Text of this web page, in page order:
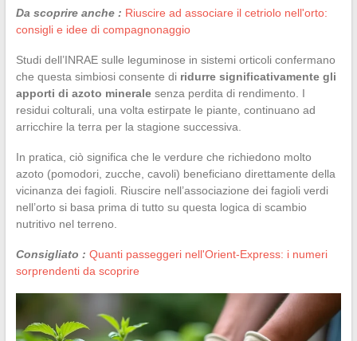
Da scoprire anche : Riuscire ad associare il cetriolo nell'orto:
consigli e idee di compagnonaggio
Studi dell’INRAE sulle leguminose in sistemi orticoli confermano
che questa simbiosi consente di ridurre significativamente gli
apporti di azoto mineralesenza perdita di rendimento. I
residui colturali, una volta estirpate le piante, continuano ad
arricchire la terra per la stagione successiva.
In pratica, ciò significa che le verdure che richiedono molto
azoto (pomodori, zucche, cavoli) beneficiano direttamente della
vicinanza dei fagioli. Riuscire nell’associazione dei fagioli verdi
nell’orto si basa prima di tutto su questa logica di scambio
nutritivo nel terreno.
Consigliato : Quanti passeggeri nell'Orient-Express: i numeri
sorprendenti da scoprire